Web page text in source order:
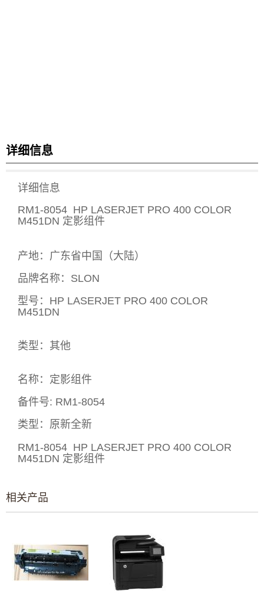
详细信息
详细信息
RM1-8054 HP LASERJET PRO 400 COLOR
M451DN 定影组件
产地： 广东省中国（大陆）
品牌名称 ： SLON
型号 ： HP LASERJET PRO 400 COLOR
M451DN
类型：其他
名称 ： 定影组件
备件号: RM1-8054
类型 ： 原新全新
RM1-8054 HP LASERJET PRO 400 COLOR
M451DN 定影组件
相关产品